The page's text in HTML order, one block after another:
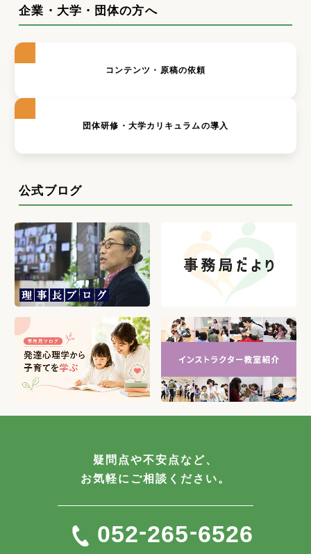
企業・大学・団体の方へ
コンテンツ・原稿の依頼
団体研修・大学カリキュラムの導入
公式ブログ
疑問点や不安点など、
お気軽にご相談ください。
052-265-6526